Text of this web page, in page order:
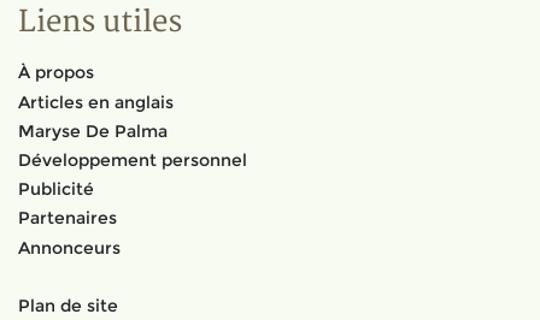
Liens utiles
À propos
Articles en anglais
Maryse De Palma
Développement personnel
Publicité
Partenaires
Annonceurs
Plan de site